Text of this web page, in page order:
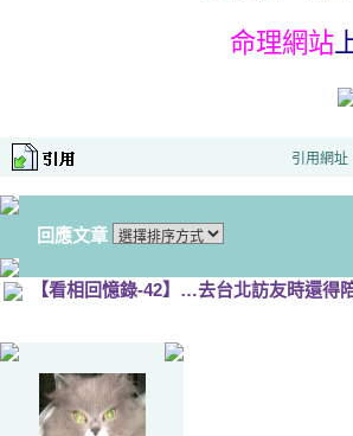
命理網站
引用網
回應文章
【看相回憶錄-42】…去台北訪友時還得